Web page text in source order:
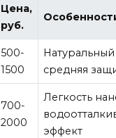
Цена,
руб.
500-
1500
средняя
700-
2000
Легкость
эффект